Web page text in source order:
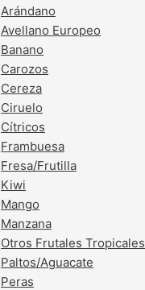
Arándano
Avellano Europeo
Banano
Carozos
Cereza
Ciruelo
Cítricos
Frambuesa
Fresa/Frutilla
Kiwi
Mango
Manzana
Otros Frutales Tropicales
Paltos/Aguacate
Peras